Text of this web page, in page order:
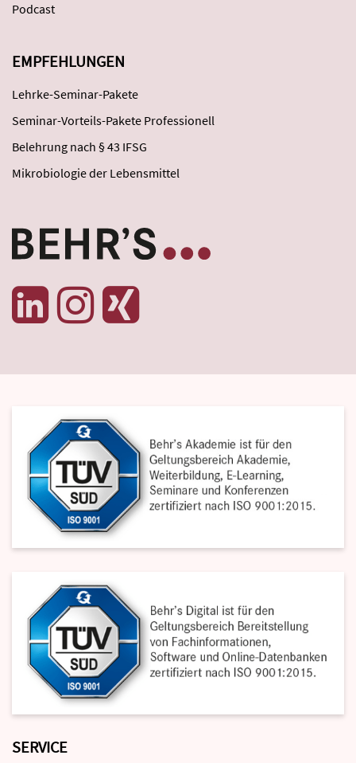
Podcast
EMPFEHLUNGEN
Lehrke-Seminar-Pakete
Seminar-Vorteils-Pakete Professionell
Belehrung nach § 43 IFSG
Mikrobiologie der Lebensmittel
SERVICE